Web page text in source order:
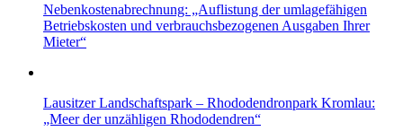
Nebenkostenabrechnung: „Auflistung der umlagefähigen
Betriebskosten und verbrauchsbezogenen Ausgaben Ihrer
Mieter“
Lausitzer Landschaftspark – Rhododendronpark Kromlau:
„Meer der unzähligen Rhododendren“